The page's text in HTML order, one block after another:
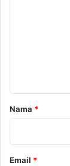
rNama *
Email *